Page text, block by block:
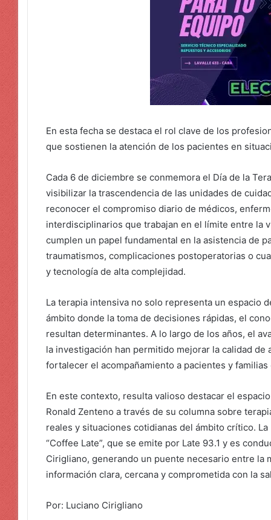
En esta fecha se destaca el rol clave de los
que sostienen la atención de los pacientes en
Cada 6 de diciembre se conmemora el Día de la
visibilizar la trascendencia de las unidades de
reconocer el compromiso diario de médicos,
interdisciplinarios que trabajan en el límite entre la
cumplen un papel fundamental en la asistencia de
traumatismos, complicaciones postoperatorias o
y tecnología de alta complejidad.
La terapia intensiva no solo representa un espacio
ámbito donde la toma de decisiones rápidas, el
resultan determinantes. A lo largo de los años, el
la investigación han permitido mejorar la calidad
fortalecer el acompañamiento a pacientes y
En este contexto, resulta valioso destacar el
Ronald Zenteno a través de su columna sobre
reales y situaciones cotidianas del ámbito crítico.
“Coffee Late”, que se emite por Late 93.1 y es
Cirigliano, generando un puente necesario entre la
información clara, cercana y comprometida con la
Por: Luciano Cirigliano